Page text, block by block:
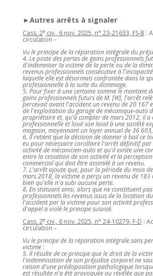
►Autres arrêts à signaler
Cass. 2eciv., 6 nov. 2025, n° 23-21633, FS-B :
circulation –
Vu le principe de la réparation intégrale du
4. Le poste des pertes de gains professionnels
d'indemniser la victime de la perte ou de la
revenus professionnels consécutive à
laquelle elle est désormais confrontée dans la
professionnelle à la suite du dommage.
5. Pour fixer à une certaine somme le montant
gains professionnels futurs de M. [W], l'arrêt
percevait avant l'accident un revenu de 20 167
de l'exploitation du garage de mécanique-auto
propriétaire et, qu'à compter de mars 2012, il a
professionnelle et loué son local à une société
magasin, moyennant un loyer annuel de 36
6. Il retient que la décision de donner à bail ce
eu pour nécessaire corollaire l'arrêt définitif par
activité de mécanicien-auto et qu'il existe une
entre la cessation de son activité et la
commercial qui doit être assimilé à un revenu.
7. L'arrêt ajoute que, pour la période du mois
mars 2018, la victime a perçu un revenu de 183
bien qu'elle n'a subi aucune perte.
8. En statuant ainsi, alors que ne constituent
professionnels les revenus issus de la location
l'accident par la victime pour son activité
d'appel a violé le principe susvisé.
Cass. 2eciv., 6 nov. 2025, n° 24-10279, F-D :
circulation –
Vu le principe de la réparation intégrale sans
victime :
5. Il résulte de ce principe que le droit de la
l'indemnisation de son préjudice corporel ne
raison d'une prédisposition pathologique
est résultée n'a été provoquée ou révélée que